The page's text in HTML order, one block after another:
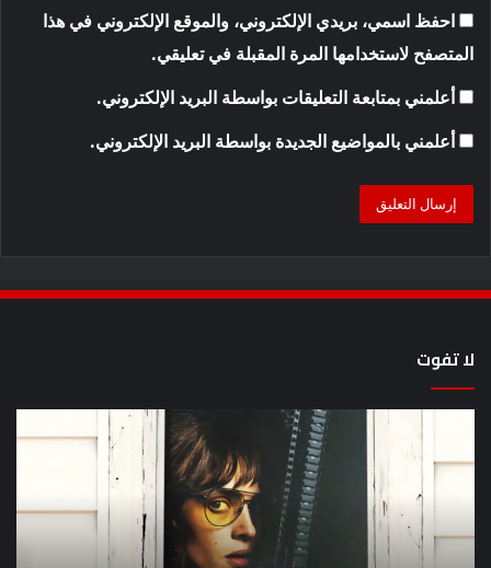
احفظ اسمي، بريدي الإلكتروني، والموقع الإلكتروني في هذا
المتصفح لاستخدامها المرة المقبلة في تعليقي.
أعلمني بمتابعة التعليقات بواسطة البريد الإلكتروني.
أعلمني بالمواضيع الجديدة بواسطة البريد الإلكتروني.
لا تفوت
الذي
أخرى